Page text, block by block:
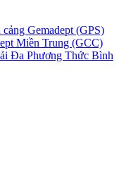
Gemadept (GPS)
Miền Trung (GCC)
Đa Phương Thức Bình